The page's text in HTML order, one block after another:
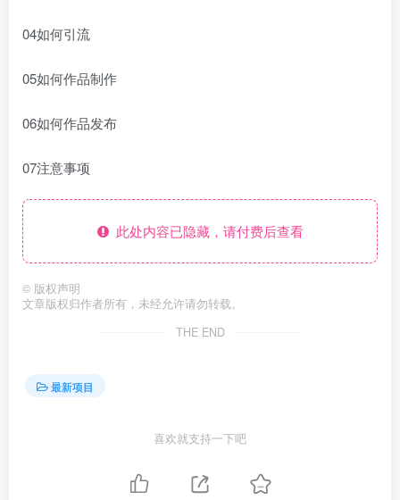
04如何引流
05如何作品制作
06如何作品发布
07注意事项
此处内容已隐藏，请付费后查看
© 版权声明
文章版权归作者所有，未经允许请勿转载。
THE END
最新项目
喜欢就支持一下吧